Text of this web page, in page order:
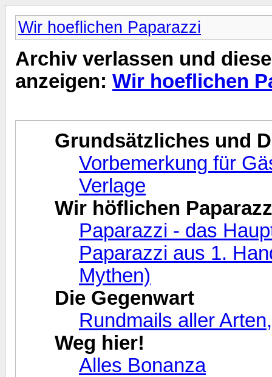
Wir hoeflichen Paparazzi
Archiv verlassen und
anzeigen: Wir hoeflichen
Grundsätzliches und
Vorbemerkung für
Verlage
Wir höflichen
Paparazzi - das
Paparazzi aus 1.
Mythen)
Die Gegenwart
Rundmails aller
Weg hier!
Alles Bonanza